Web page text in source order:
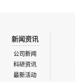
新闻资讯
公司新闻
科研资讯
最新活动